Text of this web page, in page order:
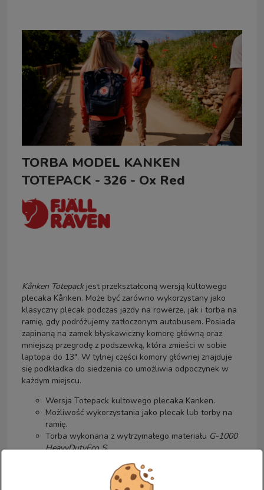
TORBA MODEL KANKEN
TOTEPACK - 326 - Ox Red
Kånken Totepackjest przekształconą wersją kultowego
plecaka Kånken. Może być zarówno wykorzystany jako
klasyczny plecak podczas jazdy na rowerze, jak i torba na
ramię, gdy podróżujemy zatłoczonym autobusem. Posiada
zapinaną na zamek błyskawiczny komorę główną oraz
mniejszą przegrodę z podszewką, która zmieści w sobie
laptopa do 13". W tylnej części komory głównej znajduje
się podkładka do siedzenia co umożliwia odpoczynek w
każdym miejscu.
Wersja Totepack kultowego plecaka Kanken.
Możliwość wykorzystania jako plecak lub torby na
ramię.
Torba wykonana z wytrzymałego materiału G-1000
HeavyDutyEco S.
Wewnętrzna kieszeń z podszewką na laptop lub
tablet, wielkości do 13".